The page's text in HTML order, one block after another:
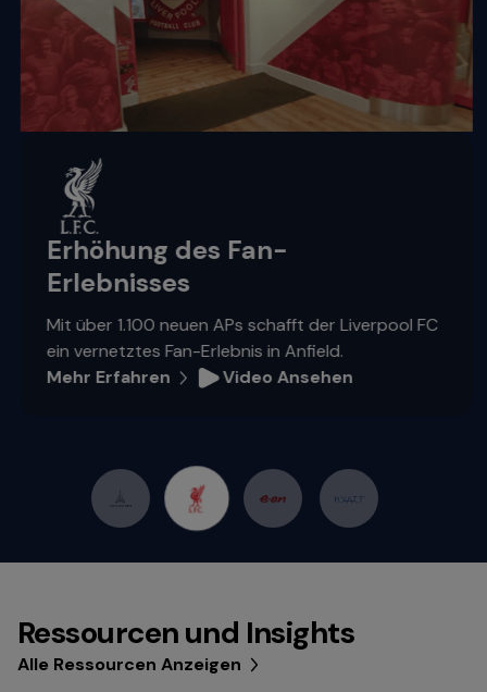
Erhöhung des Fan-
Erlebnisses
Mit über 1.100 neuen APs schafft der Liverpool FC
ein vernetztes Fan-Erlebnis in Anfield.
Mehr Erfahren
Video Ansehen
Ressourcen und Insights
Alle Ressourcen Anzeigen